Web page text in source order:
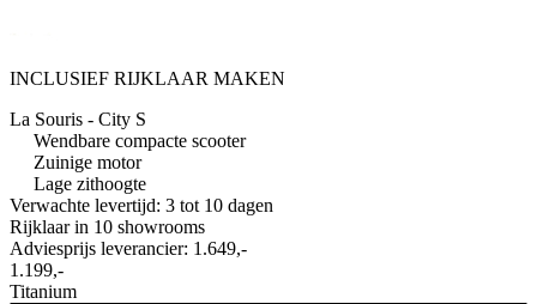
INCLUSIEF RIJKLAAR MAKEN
La Souris - City S
Wendbare compacte scooter
Zuinige motor
Lage zithoogte
Verwachte levertijd: 3 tot 10 dagen
Rijklaar in 10 showrooms
Adviesprijs leverancier: 1.649,-
1.199,-
Titanium